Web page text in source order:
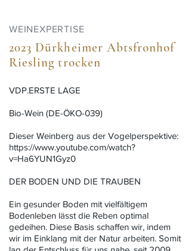
WEINEXPERTISE
2023 Dürkheimer Abtsfronhof
Riesling trocken
VDP.ERSTE LAGE
Bio-Wein (DE-ÖKO-039)
Dieser Weinberg aus der Vogelperspektive:
https://www.youtube.com/watch?
v=Ha6YUN1Gyz0
DER BODEN UND DIE TRAUBEN
Ein gesunder Boden mit vielfältigem
Bodenleben lässt die Reben optimal
gedeihen. Diese Basis schaffen wir, indem
wir im Einklang mit der Natur arbeiten. Somit